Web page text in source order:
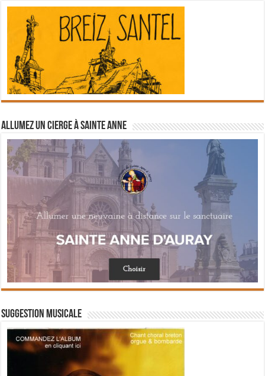
Allumez un cierge à Sainte Anne
Suggestion musicale